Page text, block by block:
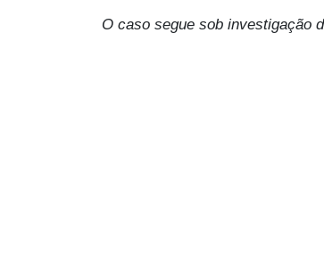
O caso segue sob investigação